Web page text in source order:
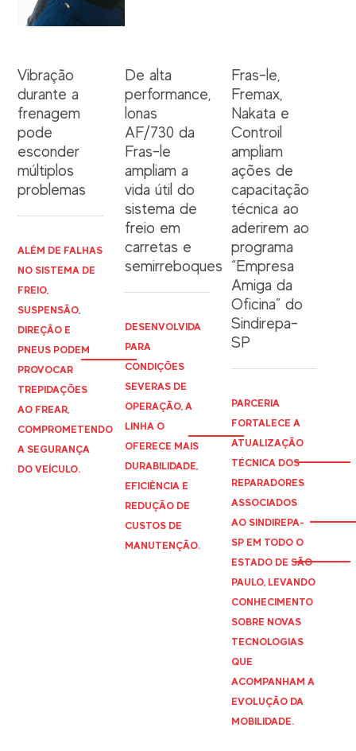
Vibração
durante a
frenagem
pode
esconder
múltiplos
problemas
ALÉM DE FALHAS
NO SISTEMA DE
FREIO,
SUSPENSÃO,
DIREÇÃO E
PNEUS PODEM
PROVOCAR
TREPIDAÇÕES
AO FREAR,
COMPROMETENDO
A SEGURANÇA
DO VEÍCULO.
De alta
performance,
lonas
AF/730 da
Fras-le
ampliam a
vida útil do
sistema de
freio em
carretas e
semirreboques
DESENVOLVIDA
PARA
CONDIÇÕES
SEVERAS DE
OPERAÇÃO, A
LINHA O
OFERECE MAIS
DURABILIDADE,
EFICIÊNCIA E
REDUÇÃO DE
CUSTOS DE
MANUTENÇÃO.
Fras-le,
Fremax,
Nakata e
Controil
ampliam
ações de
capacitação
técnica ao
aderirem ao
programa
“Empresa
Amiga da
Oficina” do
Sindirepa-
SP
PARCERIA
FORTALECE A
ATUALIZAÇÃO
TÉCNICA DOS
REPARADORES
ASSOCIADOS
AO SINDIREPA-
SP EM TODO O
ESTADO DE SÃO
PAULO, LEVANDO
CONHECIMENTO
SOBRE NOVAS
TECNOLOGIAS
QUE
ACOMPANHAM A
EVOLUÇÃO DA
MOBILIDADE.